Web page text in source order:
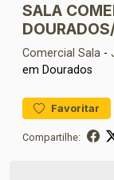
SALA
Comercial Sala -
em Dourados
Favoritar
Compartilhe: